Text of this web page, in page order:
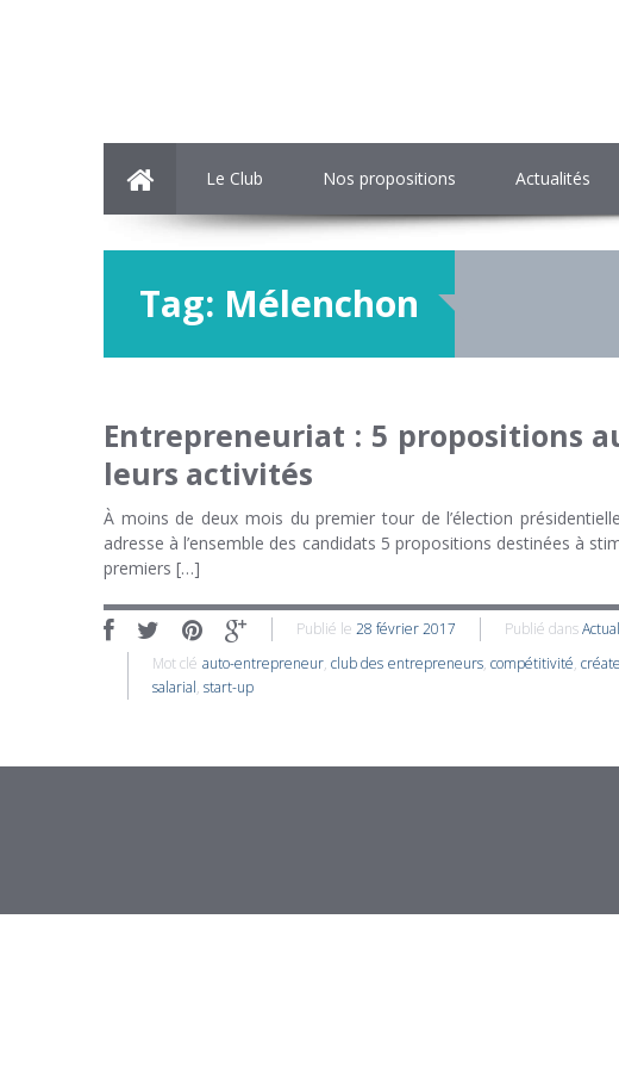
Le Club Nos propositions Actualités
Tag: Mélenchon
Entrepreneuriat : 5 propositions
leurs activités
À moins de deux mois du premier tour de l’élection
adresse à l’ensemble des candidats 5 propositions destinées à
premiers […]
Publié le 28 février 2017 Publié dans
Mot clé auto-entrepreneur,club des entrepreneurs,compétitivité,
salarial, start-up